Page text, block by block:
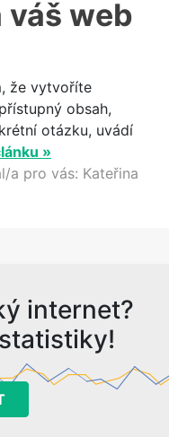
váš web
že vytvoříte
obsah,
otázku, uvádí
»
a pro vás: Kateřina
internet?